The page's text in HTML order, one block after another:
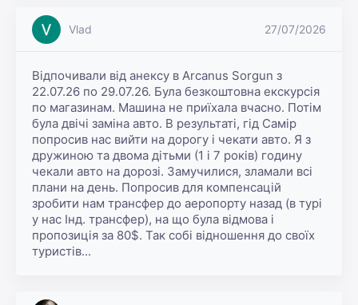
Vlad 27/07/2026
Відпочивали від анексу в Arcanus Sorgun з
22.07.26 по 29.07.26. Була безкоштовна екскурсія
по магазинам. Машина не приїхала вчасно. Потім
була двічі заміна авто. В результаті, гід Самір
попросив нас вийти на дорогу і чекати авто. Я з
дружиною та двома дітьми (1 і 7 років) годину
чекали авто на дорозі. Замучилися, зламали всі
плани на день. Попросив для компенсацій
зробити нам трансфер до аеропорту назад (в турі
у нас Інд. трансфер), на що була відмова і
пропозиція за 80$. Так собі відношення до своїх
туристів...